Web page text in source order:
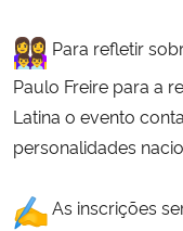
Controladoria-Geral da
Secretaria-Geral
Secretaria de Governo
Para refletir
Paulo Freire para a
Latina o evento
personalidades
As inscrições